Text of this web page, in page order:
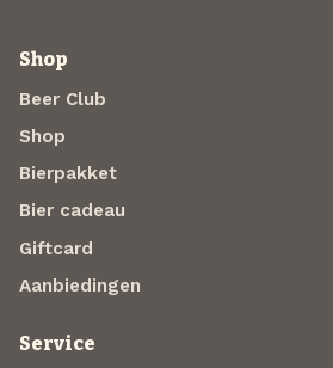
Shop
Beer Club
Shop
Bierpakket
Bier cadeau
Giftcard
Aanbiedingen
Service